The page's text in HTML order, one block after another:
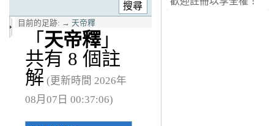
目前的足跡: → 天帝釋
「 天帝釋」
共有 8 個註
解 (更新時間 2026年
08月07日 00:37:06)